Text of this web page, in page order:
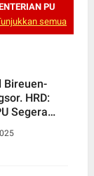
PU
semua
Bireuen-
HRD:
Segera